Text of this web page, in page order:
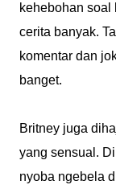
kehebohan soal
cerita banyak.
komentar dan
banget.
Britney juga
yang sensual.
nyoba ngebela